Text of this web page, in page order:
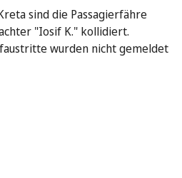
sind die Passagierfähre
"Iosif K." kollidiert.
wurden nicht gemeldet